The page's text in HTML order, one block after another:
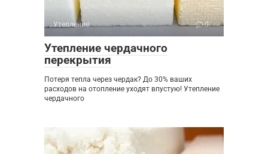
Утепление 0
Утепление чердачного
перекрытия
Потеря тепла через чердак? До 30% ваших
расходов на отопление уходят впустую! Утепление
чердачного